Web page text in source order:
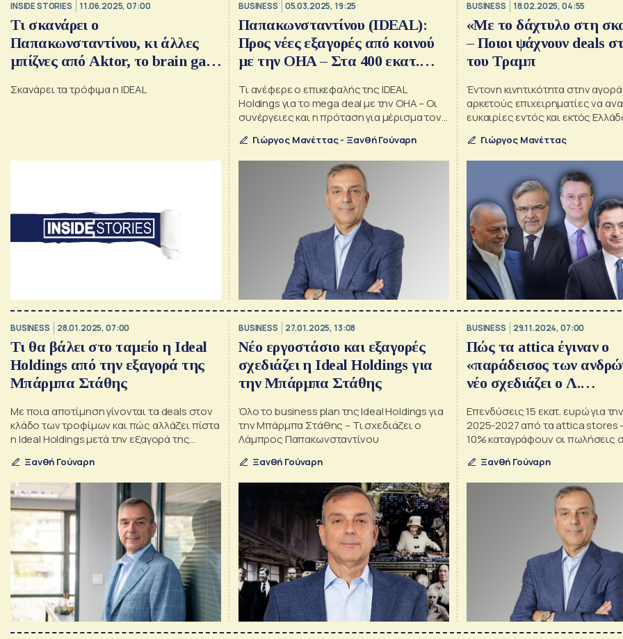
INSIDE STORIES 11.06.2025, 07:00
Τι σκανάρει ο
Παπακωνσταντίνου, κι άλλες
μπίζνες από Aktor, το brain gain
Χατζηδάκη, ο θαυμασμός του
Σκανάρει τα τρόφιμα η IDEAL
BUSINESS 05.03.2025, 19:25
Παπακωνσταντίνου (IDEAL):
Προς νέες εξαγορές από κοινού
με την OHA – Στα 400 εκατ.
Τι ανέφερε ο επικεφαλής της IDEAL
Holdings για το mega deal με την OHA – Οι
συνέργειες και η πρόταση για μέρισμα τον
Γιώργος Μανέττας - Ξανθή Γούναρη
BUSINESS 18.02.2025, 04:55
«Με το δάχτυλο στη
– Ποιοι ψάχνουν deals
του Τραμπ
Έντονη κινητικότητα στην
αρκετούς επιχειρηματίες να
ευκαιρίες εντός και εκτός
Γιώργος Μανέττας
BUSINESS 28.01.2025, 07:00
Τι θα βάλει στο ταμείο η Ideal
Holdings από την εξαγορά της
Μπάρμπα Στάθης
Με ποια αποτίμηση γίνονται τα deals στον
κλάδο των τροφίμων και πώς αλλάζει πίστα
η Ideal Holdings μετά την εξαγορά της
Ξανθή Γούναρη
BUSINESS 27.01.2025, 13:08
Νέο εργοστάσιο και εξαγορές
σχεδιάζει η Ideal Holdings για
την Μπάρμπα Στάθης
Όλο το business plan της Ideal Holdings για
την Μπάρμπα Στάθης – Τι σχεδιάζει ο
Λάμπρος Παπακωνσταντίνου
Ξανθή Γούναρη
BUSINESS 29.11.2024, 07:00
Πώς τα attica έγιναν ο
«παράδεισος των
νέο σχεδιάζει ο Λ.
Επενδύσεις 15 εκατ. ευρώ για την
2025-2027 από τα attica stores
10% καταγράφουν οι πωλήσεις
Ξανθή Γούναρη